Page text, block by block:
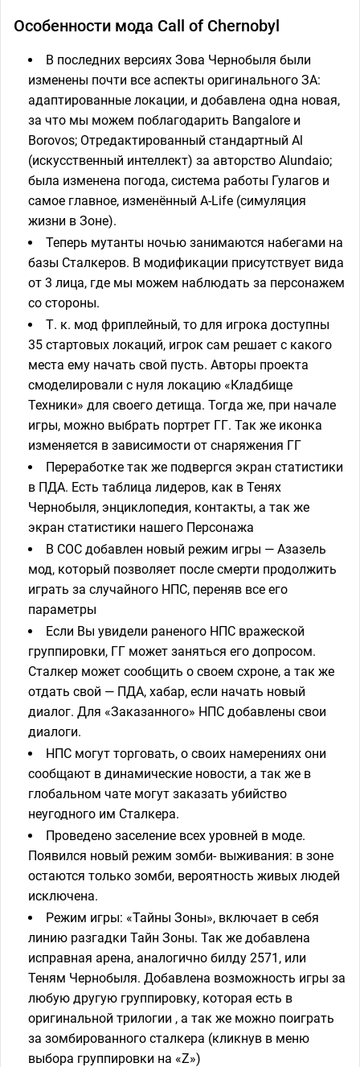
Особенности мода Call of Chernobyl
В последних версиях Зова Чернобыля были
изменены почти все аспекты оригинального ЗА:
адаптированные локации, и добавлена одна новая,
за что мы можем поблагодарить Bangalore и
Borovos; Отредактированный стандартный Al
(искусственный интеллект) за авторство Alundaio;
была изменена погода, система работы Гулагов и
самое главное, изменённый A-Life (симуляция
жизни в Зоне).
Теперь мутанты ночью занимаются набегами на
базы Сталкеров. В модификации присутствует вида
от 3 лица, где мы можем наблюдать за персонажем
со стороны.
Т. к. мод фриплейный, то для игрока доступны
35 стартовых локаций, игрок сам решает с какого
места ему начать свой пусть. Авторы проекта
смоделировали с нуля локацию «Кладбище
Техники» для своего детища. Тогда же, при начале
игры, можно выбрать портрет ГГ. Так же иконка
изменяется в зависимости от снаряжения ГГ
Переработке так же подвергся экран статистики
в ПДА. Есть таблица лидеров, как в Тенях
Чернобыля, энциклопедия, контакты, а так же
экран статистики нашего Персонажа
В COC добавлен новый режим игры — Азазель
мод, который позволяет после смерти продолжить
играть за случайного НПС, переняв все его
параметры
Если Вы увидели раненого НПС вражеской
группировки, ГГ может заняться его допросом.
Сталкер может сообщить о своем схроне, а так же
отдать свой — ПДА, хабар, если начать новый
диалог. Для «Заказанного» НПС добавлены свои
диалоги.
НПС могут торговать, о своих намерениях они
сообщают в динамические новости, а так же в
глобальном чате могут заказать убийство
неугодного им Сталкера.
Проведено заселение всех уровней в моде.
Появился новый режим зомби- выживания: в зоне
остаются только зомби, вероятность живых людей
исключена.
Режим игры: «Тайны Зоны», включает в себя
линию разгадки Тайн Зоны. Так же добавлена
исправная арена, аналогично билду 2571, или
Теням Чернобыля. Добавлена возможность игры за
любую другую группировку, которая есть в
оригинальной трилогии , а так же можно поиграть
за зомбированного сталкера (кликнув в меню
выбора группировки на «Z»)